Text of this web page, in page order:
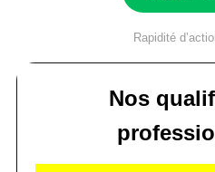
Rapidité
Nos